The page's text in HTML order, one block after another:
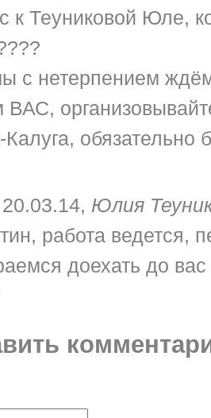
к Теуниковой Юле,
с нетерпением
Калуга, обязательно
Юлия
работа ведется,
доехать до